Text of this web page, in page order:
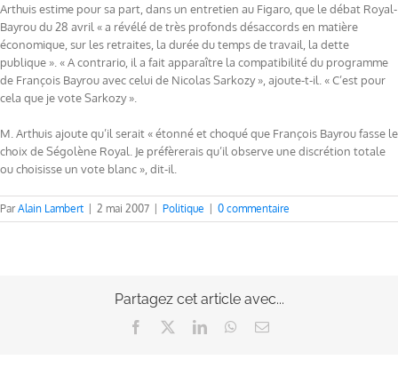
Arthuis estime pour sa part, dans un entretien au Figaro, que le débat Royal-
Bayrou du 28 avril « a révélé de très profonds désaccords en matière
économique, sur les retraites, la durée du temps de travail, la dette
publique ». « A contrario, il a fait apparaître la compatibilité du programme
de François Bayrou avec celui de Nicolas Sarkozy », ajoute-t-il. « C’est pour
cela que je vote Sarkozy ».
M. Arthuis ajoute qu’il serait « étonné et choqué que François Bayrou fasse le
choix de Ségolène Royal. Je préfèrerais qu’il observe une discrétion totale
ou choisisse un vote blanc », dit-il.
ParAlain Lambert 2 mai 2007 Politique 0 commentaire
Partagez cet article avec...
Facebook LinkedInWhatsApp
Email